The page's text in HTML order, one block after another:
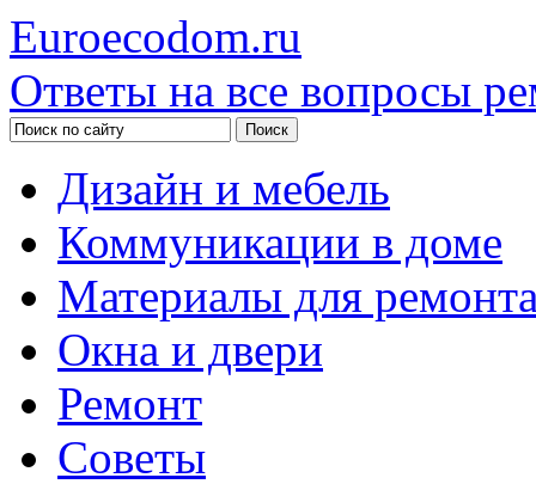
Euroecodom.ru
Ответы на все вопросы
Дизайн и мебель
Коммуникации в доме
Материалы для
Окна и двери
Ремонт
Советы